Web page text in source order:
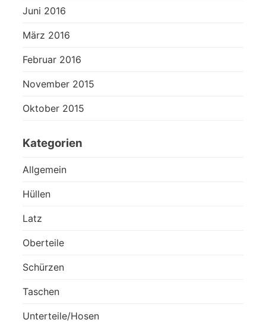
Juni 2016
März 2016
Februar 2016
November 2015
Oktober 2015
Kategorien
Allgemein
Hüllen
Latz
Oberteile
Schürzen
Taschen
Unterteile/Hosen